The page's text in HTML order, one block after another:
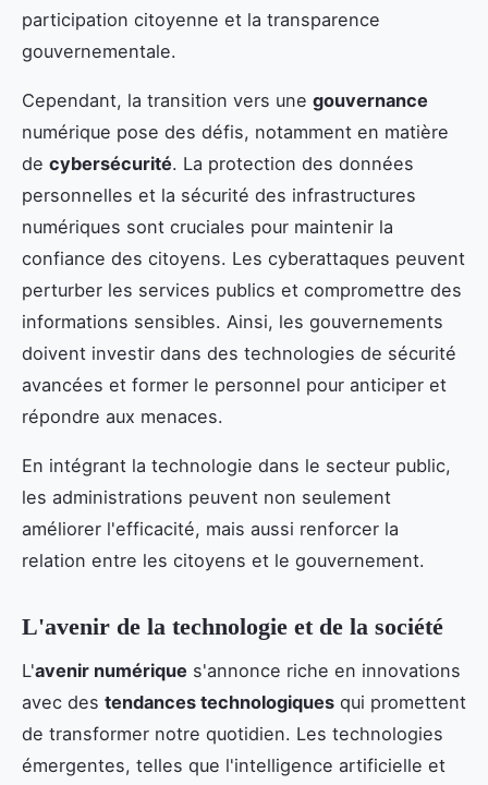
participation citoyenne et la transparence
gouvernementale.
Cependant, la transition vers une gouvernance
numérique pose des défis, notamment en matière
de cybersécurité. La protection des données
personnelles et la sécurité des infrastructures
numériques sont cruciales pour maintenir la
confiance des citoyens. Les cyberattaques peuvent
perturber les services publics et compromettre des
informations sensibles. Ainsi, les gouvernements
doivent investir dans des technologies de sécurité
avancées et former le personnel pour anticiper et
répondre aux menaces.
En intégrant la technologie dans le secteur public,
les administrations peuvent non seulement
améliorer l'efficacité, mais aussi renforcer la
relation entre les citoyens et le gouvernement.
L'avenir de la technologie et de la société
L'avenir numérique s'annonce riche en innovations
avec des tendances technologiques qui promettent
de transformer notre quotidien. Les technologies
émergentes, telles que l'intelligence artificielle et